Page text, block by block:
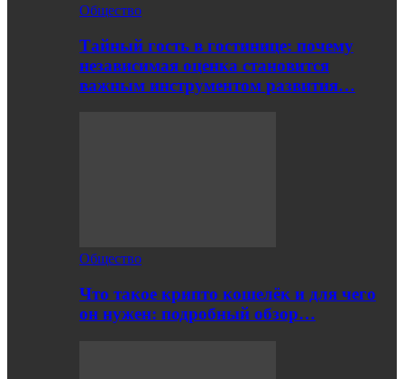
Общество
Тайный гость в гостинице: почему
независимая оценка становится
важным инструментом развития…
Общество
Что такое крипто кошелёк и для чего
он нужен: подробный обзор…